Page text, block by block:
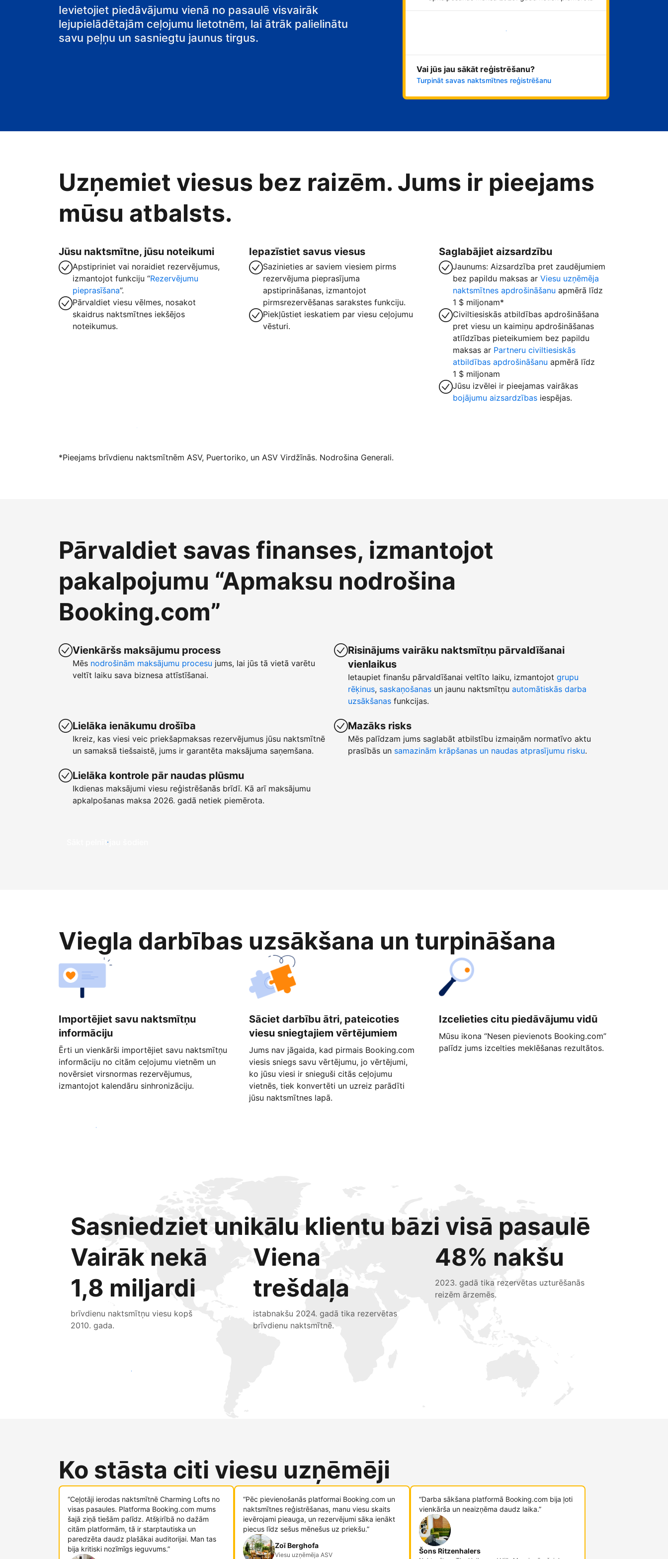
Ievietojiet piedāvājumu vienā no pasaulē visvairāk
lejupielādētajām ceļojumu lietotnēm, lai ātrāk palielinātu
savu peļņu un sasniegtu jaunus tirgus.
Sāciet tūlīt!
Vai jūs jau sākāt reģistrēšanu?
Turpināt savas naktsmītnes reģistrēšanu
Uzņemiet viesus bez raizēm. Jums ir pieejams
mūsu atbalsts.
Jūsu naktsmītne, jūsu noteikumi
Apstipriniet vai noraidiet rezervējumus,
izmantojot funkciju “Rezervējumu
pieprasīšana”.
Pārvaldiet viesu vēlmes, nosakot
skaidrus naktsmītnes iekšējos
noteikumus.
Iepazīstiet savus viesus
Sazinieties ar saviem viesiem pirms
rezervējuma pieprasījuma
apstiprināšanas, izmantojot
pirmsrezervēšanas sarakstes funkciju.
Piekļūstiet ieskatiem par viesu ceļojumu
vēsturi.
Saglabājiet aizsardzību
Jaunums: Aizsardzība pret zaudējumiem
bez papildu maksas arViesu uzņēmēja
naktsmītnes apdrošināšanu apmērā līdz
1 $ miljonam*
Civiltiesiskās atbildības apdrošināšana
pret viesu un kaimiņu apdrošināšanas
atlīdzības pieteikumiem bez papildu
maksas ar Partneru civiltiesiskās
atbildības apdrošināšanu apmērā līdz
1 $ miljonam
Jūsu izvēlei ir pieejamas vairākas
bojājumu aizsardzības iespējas.
Izvietot piedāvājumu mūsu platformā
*Pieejams brīvdienu naktsmītnēm ASV, Puertoriko, un ASV Virdžīnās. Nodrošina Generali.
Pārvaldiet savas finanses, izmantojot
pakalpojumu “Apmaksu nodrošina
Booking.com”
Vienkāršs maksājumu process
Mēs nodrošinām maksājumu procesu jums, lai jūs tā vietā varētu
veltīt laiku sava biznesa attīstīšanai.
Lielāka ienākumu drošība
Ikreiz, kas viesi veic priekšapmaksas rezervējumus jūsu naktsmītnē
un samaksā tiešsaistē, jums ir garantēta maksājuma saņemšana.
Lielāka kontrole pār naudas plūsmu
Ikdienas maksājumi viesu reģistrēšanās brīdī. Kā arī maksājumu
apkalpošanas maksa 2026. gadā netiek piemērota.
Risinājums vairāku naktsmītņu pārvaldīšanai
vienlaikus
Ietaupiet finanšu pārvaldīšanai veltīto laiku, izmantojot grupu
rēķinus, saskaņošanas un jaunu naktsmītņu automātiskās darba
uzsākšanas funkcijas.
Mazāks risks
Mēs palīdzam jums saglabāt atbilstību izmaiņām normatīvo aktu
prasībās un samazinām krāpšanas un naudas atprasījumu risku.
Sākt pelnīt jau šodien
Viegla darbības uzsākšana un turpināšana
Importējiet savu naktsmītņu
informāciju
Ērti un vienkārši importējiet savu naktsmītņu
informāciju no citām ceļojumu vietnēm un
novērsiet virsnormas rezervējumus,
izmantojot kalendāru sinhronizāciju.
Sāciet darbību ātri, pateicoties
viesu sniegtajiem vērtējumiem
Jums nav jāgaida, kad pirmais Booking.com
viesis sniegs savu vērtējumu, jo vērtējumi,
ko jūsu viesi ir snieguši citās ceļojumu
vietnēs, tiek konvertēti un uzreiz parādīti
jūsu naktsmītnes lapā.
Izcelieties citu piedāvājumu vidū
Mūsu ikona “Nesen pievienots Booking.com”
palīdz jums izcelties meklēšanas rezultātos.
Sākt jau šodien
Sasniedziet unikālu klientu bāzi visā pasaulē
Vairāk nekā
1,8 miljardi
brīvdienu naktsmītņu viesu kopš
2010. gada.
Viena
trešdaļa
istabnakšu 2024. gadā tika rezervētas
brīvdienu naktsmītnē.
48% nakšu
2023. gadā tika rezervētas uzturēšanās
reizēm ārzemēs.
Sasniegt jaunus viesus jau šodien
Ko stāsta citi viesu uzņēmēji
“Ceļotāji ierodas naktsmītnē Charming Lofts no
visas pasaules. Platforma Booking.com mums
šajā ziņā tiešām palīdz. Atšķirībā no dažām
citām platformām, tā ir starptautiska un
paredzēta daudz plašākai auditorijai. Man tas
bija kritiski nozīmīgs ieguvums.”
“Pēc pievienošanās platformai Booking.com un
naktsmītnes reģistrēšanas, manu viesu skaits
ievērojami pieauga, un rezervējumi sāka ienākt
piecus līdz sešus mēnešus uz priekšu.”
Zoī Berghofa
Viesu uzņēmēja ASV
“Darba sākšana platformā Booking.com bija ļoti
vienkārša un neaizņēma daudz laika.”
Šons Ritzenhalers